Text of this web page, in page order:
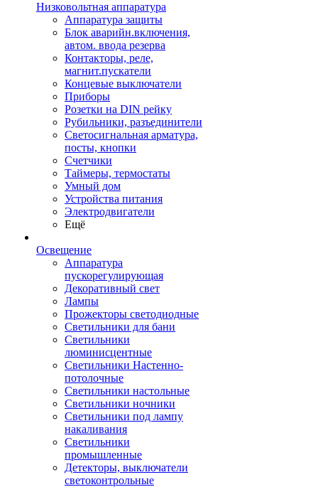
Низковольтная аппаратура
Аппаратура защиты
Блок аварийн.включения,
автом. ввода резерва
Контакторы, реле,
магнит.пускатели
Концевые выключатели
Приборы
Розетки на DIN рейку
Рубильники, разъединители
Светосигнальная арматура,
посты, кнопки
Счетчики
Таймеры, термостаты
Умный дом
Устройства питания
Электродвигатели
Ещё
Освещение
Аппаратура
пускорегулирующая
Декоративный свет
Лампы
Прожекторы светодиодные
Светильники для бани
Светильники
люминисцентные
Светильники Настенно-
потолочные
Светильники настольные
Светильники ночники
Светильники под лампу
накаливания
Светильники
промышленные
Детекторы, выключатели
светоконтрольные